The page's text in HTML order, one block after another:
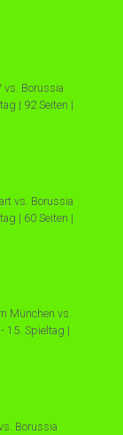
vs. Borussia
| 92 Seiten |
vs. Borussia
| 60 Seiten |
München vs.
15. Spieltag |
Borussia